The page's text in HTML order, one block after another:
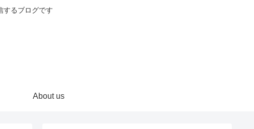
するブログです
About us